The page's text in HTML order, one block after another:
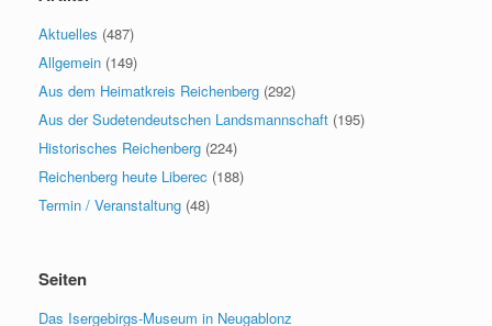
Aktuelles (487)
Allgemein (149)
Aus dem Heimatkreis Reichenberg (292)
Aus der Sudetendeutschen Landsmannschaft (195)
Historisches Reichenberg (224)
Reichenberg heute Liberec (188)
Termin / Veranstaltung (48)
Seiten
Das Isergebirgs-Museum in Neugablonz